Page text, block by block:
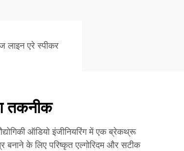
लाइन एरे स्पीकर
तकनीक
ऑडियो इंजीनियरिंग में एक ब्रेकथ्रू
बनाने के लिए परिष्कृत एल्गोरिदम और सटीक